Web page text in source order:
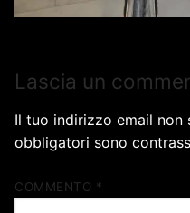
Lascia un
Il tuo indirizzo email non
obbligatori sono
COMMENTO *